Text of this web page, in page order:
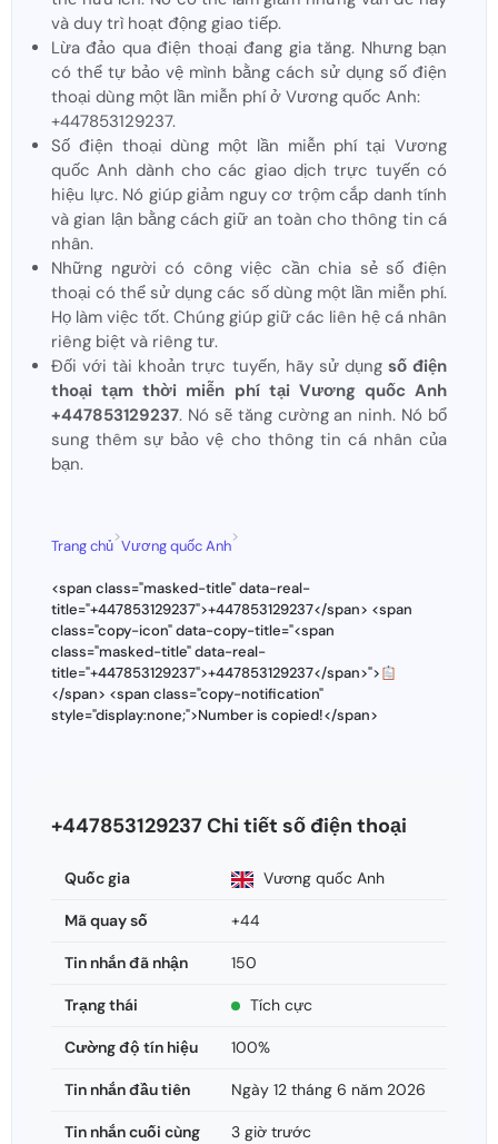
và duy trì hoạt động giao tiếp.
Lừa đảo qua điện thoại đang gia tăng. Nhưng bạn
có thể tự bảo vệ mình bằng cách sử dụng số điện
thoại dùng một lần miễn phí ở Vương quốc Anh:
+447853129237.
Số điện thoại dùng một lần miễn phí tại Vương
quốc Anh dành cho các giao dịch trực tuyến có
hiệu lực. Nó giúp giảm nguy cơ trộm cắp danh tính
và gian lận bằng cách giữ an toàn cho thông tin cá
nhân.
Những người có công việc cần chia sẻ số điện
thoại có thể sử dụng các số dùng một lần miễn phí.
Họ làm việc tốt. Chúng giúp giữ các liên hệ cá nhân
riêng biệt và riêng tư.
Đối với tài khoản trực tuyến, hãy sử dụng số điện
thoại tạm thời miễn phí tại Vương quốc Anh
+447853129237. Nó sẽ tăng cường an ninh. Nó bổ
sung thêm sự bảo vệ cho thông tin cá nhân của
bạn.
Trang chủ
>
Vương quốc Anh
>
<span class="masked-title" data-real-
title="+447853129237">+447853129237</span> <span
class="copy-icon" data-copy-title="<span
class="masked-title" data-real-
title="+447853129237">+447853129237</span>">
</span> <span class="copy-notification"
style="display:none;">Number is copied!</span>
+447853129237 Chi tiết số điện thoại
Quốc gia Vương quốc Anh
Mã quay số +44
Tin nhắn đã nhận 150
Trạng thái Tích cực
Cường độ tín hiệu 100%
Tin nhắn đầu tiên Ngày 12 tháng 6 năm 2026
Tin nhắn cuối cùng 3 giờ trước